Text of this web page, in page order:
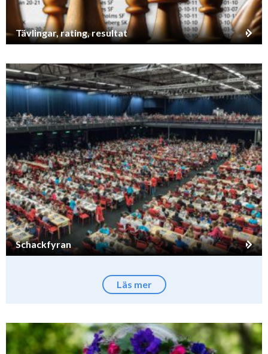
Tävlingar, rating, resultat
Schackfyran
Läs mer